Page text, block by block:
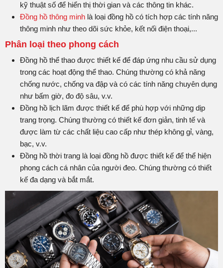
kỹ thuật số để hiển thị thời gian và các thông tin khác.
Đồng hồ thông minh là loại đồng hồ có tích hợp các tính năng
thông minh như theo dõi sức khỏe, kết nối điện thoại,...
Phân loại theo phong cách
Đồng hồ thể thao được thiết kế để đáp ứng nhu cầu sử dụng
trong các hoạt động thể thao. Chúng thường có khả năng
chống nước, chống va đập và có các tính năng chuyên dụng
như bấm giờ, đo độ sâu, v.v.
Đồng hồ lịch lãm được thiết kế để phù hợp với những dịp
trang trọng. Chúng thường có thiết kế đơn giản, tinh tế và
được làm từ các chất liệu cao cấp như thép không gỉ, vàng,
bạc, v.v.
Đồng hồ thời trang là loại đồng hồ được thiết kế để thể hiện
phong cách cá nhân của người đeo. Chúng thường có thiết
kế đa dạng và bắt mắt.